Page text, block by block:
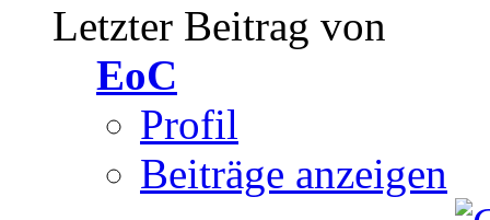
Letzter Beitrag von
EoC
Profil
Beiträge anzeigen